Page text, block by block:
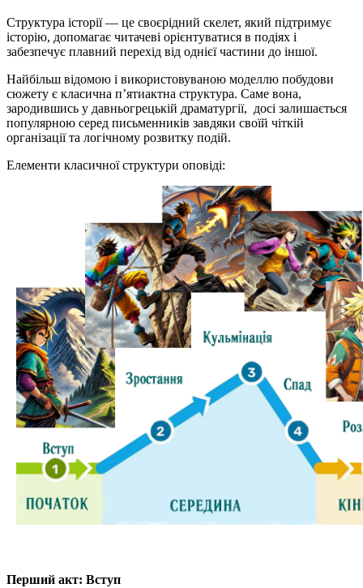
Структура історії — це своєрідний скелет, який підтримує
історію, допомагає читачеві орієнтуватися в подіях і
забезпечує плавний перехід від однієї частини до іншої.
Найбільш відомою і використовуваною моделлю побудови
сюжету є класична п’ятиактна структура. Саме вона,
зародившись у давньогрецькій драматургії, досі залишається
популярною серед письменників завдяки своїй чіткій
організації та логічному розвитку подій.
Елементи класичної структури оповіді:
Перший акт: Вступ